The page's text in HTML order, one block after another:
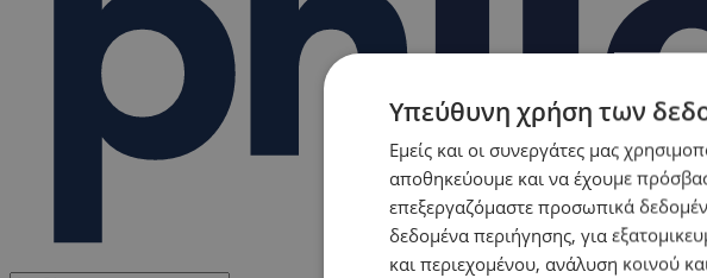
Υπεύθυνη χρήση των
Εμείς και οι συνεργάτες μας
αποθηκεύουμε και να έχουμε
επεξεργαζόμαστε προσωπικά
δεδομένα περιήγησης, για
και περιεχομένου, ανάλυση κοινού